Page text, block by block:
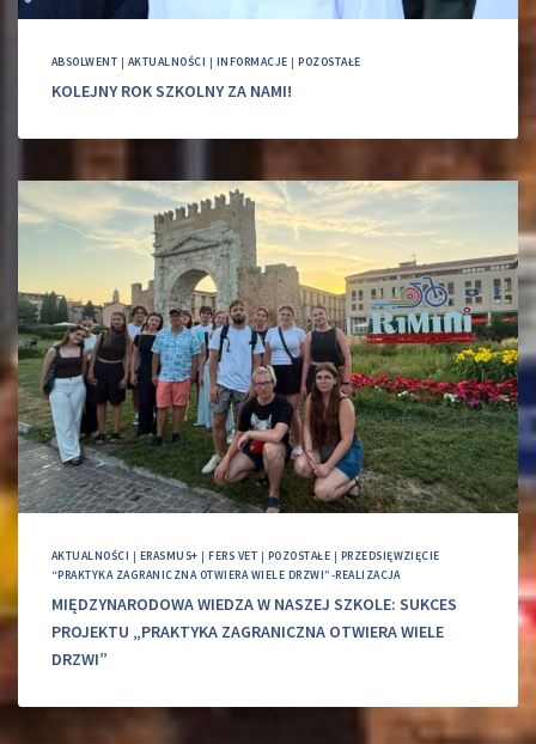
ABSOLWENT | AKTUALNOŚCI | INFORMACJE |POZOSTAŁE
KOLEJNY ROK SZKOLNY ZA NAMI!
AKTUALNOŚCI | ERASMUS+ |FERS VET | POZOSTAŁE | PRZEDSIĘWZIĘCIE
“PRAKTYKA ZAGRANICZNA OTWIERA WIELE DRZWI”-REALIZACJA
MIĘDZYNARODOWA WIEDZA W NASZEJ SZKOLE: SUKCES
PROJEKTU „PRAKTYKA ZAGRANICZNA OTWIERA WIELE
DRZWI”